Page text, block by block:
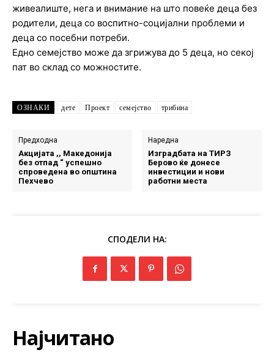
живеалиште, нега и внимание на што повеќе деца без
родители, деца со воспитно-социјални проблеми и
деца со посебни потреби.
Едно семејство може да згрижува до 5 деца, но секој
пат во склад со можностите.
ОЗНАКИ дете Проект семејство трибина
Предходна
Акцијата ,, Македонија
без отпад “ успешно
спроведена во општина
Пехчево
Наредна
Изградбата на ТИРЗ
Берово ќе донесе
инвестиции и нови
работни места
СПОДЕЛИ НА:
Најчитано